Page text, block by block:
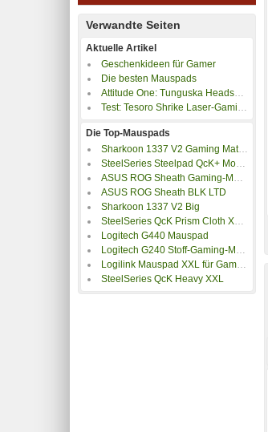
Verwandte Seiten
Aktuelle Artikel
Geschenkideen für Gamer
Die besten Mauspads
Attitude One: Tunguska Headsets und Saiga Mauspads im Praxistest
Test: Tesoro Shrike Laser-Gaming-Maus und Aegis X1 Mauspad
Die Top-Mauspads
Sharkoon 1337 V2 Gaming Mat XL
SteelSeries Steelpad QcK+ Mousepad
ASUS ROG Sheath Gaming-Mauspad schwarz-rot
ASUS ROG Sheath BLK LTD
Sharkoon 1337 V2 Big
SteelSeries QcK Prism Cloth XL RGB-Gaming-Mauspad
Logitech G440 Mauspad
Logitech G240 Stoff-Gaming-Mauspad schwarz
Logilink Mauspad XXL für Gaming und Grafikdesign
SteelSeries QcK Heavy XXL